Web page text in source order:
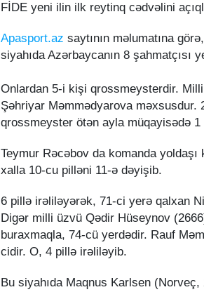
FİDE yeni ilin ilk reytinq cədvəlini
Apasport.az saytının məlumatına
siyahıda Azərbaycanın 8 şahmatçısı
Onlardan 5-i kişi qrossmeysterdir.
Şəhriyar Məmmədyarova məxsusdur.
qrossmeyster ötən ayla müqayisədə
Teymur Rəcəbov da komanda
xalla 10-cu pilləni 11-ə dəyişib.
6 pillə irəliləyərək, 71-ci yerə qalxan
Digər milli üzvü Qədir Hüseynov
buraxmaqla, 74-cü yerdədir. Rauf
cidir. O, 4 pillə irəliləyib.
Bu siyahıda Maqnus Karlsen